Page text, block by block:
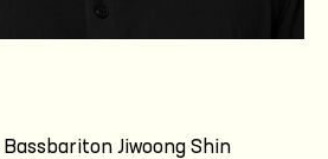
Jiwoong Shin